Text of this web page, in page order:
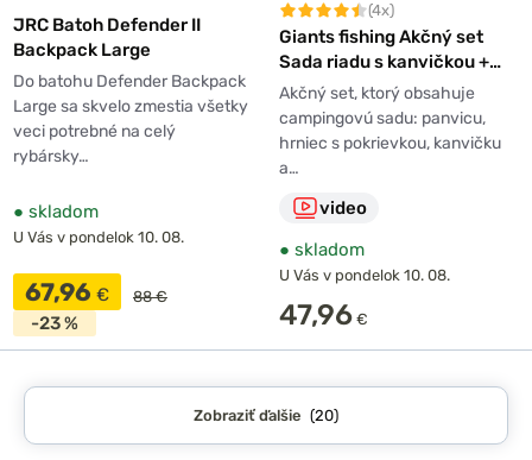
JRC Batoh Defender II
Backpack Large
Do batohu Defender Backpack
Large sa skvelo zmestia všetky
veci potrebné na celý
rybársky…
● skladom
U Vás v pondelok 10. 08.
67,96 € 88 €
-23 %
(4x)
Giants fishing Akčný set
Sada riadu s kanvičkou +
Nerezový thermo hrnček
400ml
Akčný set, ktorý obsahuje
campingovú sadu: panvicu,
hrniec s pokrievkou, kanvičku
a…
video
● skladom
U Vás v pondelok 10. 08.
47,96 €
Zobraziť ďalšie (20)